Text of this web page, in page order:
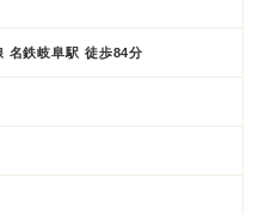
名鉄岐阜駅 徒歩84分